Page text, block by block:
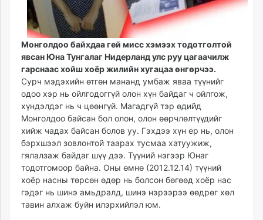
mminfo.mn
ugluu.mn
urlag.mn
unen.mn
shudarga.mn
shuurhai.mn
unuudur.mn
isee.mn
mglradio.com
fact.mn
itoim.mn
tumen.mn
shuum.mn
Монголдоо байхдаа гей мисс хэмээх тодотголтой
явсан Юна Тунгалаг Нидерланд улс руу цагаачилж
гарснаас хойш хоёр жилийн хугацаа өнгөрчээ.
Сурч мэдэхийн өтгөн мананд умбаж яваа түүнийг
одоо хэр нь ойлгодоггүй олон хүн байдаг ч ойлгож,
хүндэлдэг нь ч цөөнгүй. Магадгүй тэр өдийд
Монголдоо байсан бол олон, олон өөрчлөлтүүдийг
хийж чадах байсан болов уу. Гэхдээ хүн ер нь, олон
бэрхшээл зовлонтой таарах тусмаа хатуужиж,
гялалзаж байдаг шүү дээ. Түүний нэгээр Юнаг
тодотгомоор байна. Оны өмнө (2012.12.14) түүний
хоёр насны төрсөн өдөр нь болсон бөгөөд хоёр нас
гэдэг нь шинэ амьдралд, шинэ нэрээрээ өөдрөг хөл
тавин алхаж буйн илэрхийлэл юм.